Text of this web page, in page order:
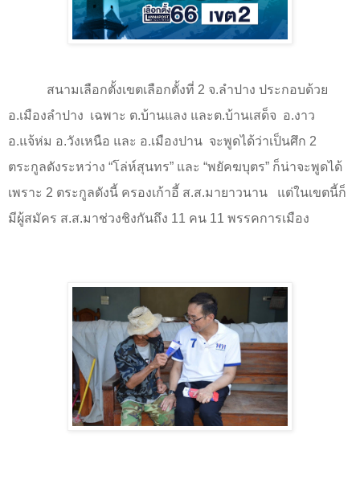
สนามเลือกตั้งเขตเลือกตั้งที่ 2 จ.ลำปาง ประกอบด้วย
อ.เมืองลำปาง เฉพาะ ต.บ้านแลง และต.บ้านเสด็จ อ.งาว
อ.แจ้ห่ม อ.วังเหนือ และ อ.เมืองปาน จะพูดได้ว่าเป็นศึก 2
ตระกูลดังระหว่าง “โล่ห์สุนทร” และ “พยัคฆบุตร” ก็น่าจะพูดได้
เพราะ 2 ตระกูลดังนี้ ครองเก้าอี้ ส.ส.มายาวนาน
แต่ในเขตนี้ก็
มีผู้สมัคร ส.ส.มาช่วงชิงกันถึง 11 คน 11 พรรคการเมือง